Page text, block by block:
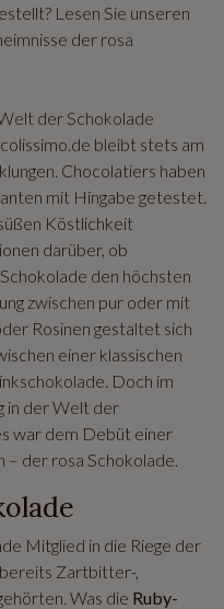
Lesen Sie unseren
der rosa
der Schokolade
bleibt stets am
Chocolatiers haben
mit Hingabe getestet.
Köstlichkeit
darüber, ob
den höchsten
zwischen pur oder mit
Rosinen gestaltet sich
einer klassischen
Doch im
in der Welt der
war dem Debüt einer
– der rosa Schokolade.
Mitglied in die Riege der
Zartbitter-,
Was die Ruby-